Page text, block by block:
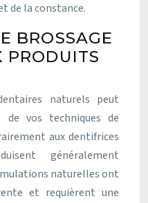
de la constance.
BROSSAGE
PRODUITS
naturels peut
de vos techniques de
aux dentifrices
généralement
naturelles ont
et requièrent une